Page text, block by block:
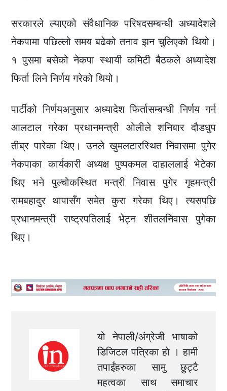
सरकारले ल्याएको संवैधानिक परिषदसम्बन्धी अध्यादेशले
नेकपामा पछिल्लो समय बढेको तनाव झन चुलिएको थियो।
१ पुसमा बसेको नेकपा स्थायी कमिटी बैठकले अध्यादेश
फिर्ता लिने निर्णय गरेको थियो।
पार्टीको निर्णयअनुसार अध्यादेश फिर्तासम्बन्धी निर्णय गर्न
आलटाल गरेका प्रधानमन्त्री ओलीले शनिबार दौडधुप
तीब्र पारेका थिए। उनले खुमलटारस्थित निवासमा पुगेर
नेकपाका कार्यकारी अध्यक्ष पुष्पकमल दाहाललाई भेटेका
थिए भने पुल्चोकस्थित मन्त्री निवास पुगेर गृहमन्त्री
रामबहादुर थापासँग समेत कुरा गरेका थिए। त्यसपछि
प्रधानमन्त्री राष्ट्रपतिलाई भेट्न शीतलनिवास पुगेका
थिए।
यो नेपाली/अंग्रेजी भाषाको
डिजिटल पत्रिका हो । हामी
तपाईंहरुका सामु छुट्टै
महत्वका साथ समाचार